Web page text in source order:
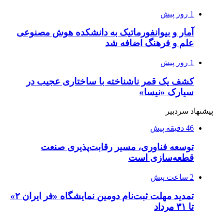
1 روز پیش
آمار و بیوانفورماتیک به دانشکده هوش مصنوعی
علم و فرهنگ اضافه شد
1 روز پیش
کشف یک قمر ناشناخته با ساختاری عجیب در
سیارک «نیسا»
پیشنهاد سردبیر
46 دقیقه پیش
توسعه فناوری، مسیر رقابت‌پذیری صنعت
قطعه‌سازی است
2 ساعت پیش
تمدید مهلت ثبت‌نام دومین نمایشگاه «فر ایران ۲»
تا ۳۱ مرداد